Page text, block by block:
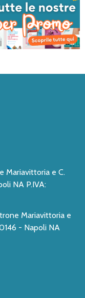
Mariavittoria e C.
Mariavittoria e
- Napoli NA